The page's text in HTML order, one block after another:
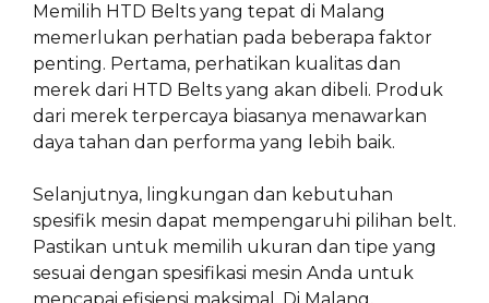
Memilih HTD Belts yang tepat di Malang
memerlukan perhatian pada beberapa faktor
penting. Pertama, perhatikan kualitas dan
merek dari HTD Belts yang akan dibeli. Produk
dari merek terpercaya biasanya menawarkan
daya tahan dan performa yang lebih baik.
Selanjutnya, lingkungan dan kebutuhan
spesifik mesin dapat mempengaruhi pilihan belt.
Pastikan untuk memilih ukuran dan tipe yang
sesuai dengan spesifikasi mesin Anda untuk